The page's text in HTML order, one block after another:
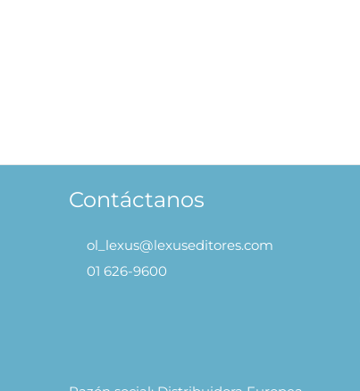
Contáctanos
ol_lexus@lexuseditores.com
01 626-9600